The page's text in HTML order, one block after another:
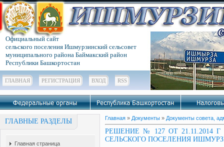
Официальный сайт
сельского поселения Ишмурзинский сельсовет
муниципального района Баймакский район
Республики Башкортостан
ГЛАВНАЯ РЕГИСТРАЦИЯ ВХОД RSS
ГЛАВНЫЕ РАЗДЕЛЫ
Главная страница
Главная » Документы » Документы совета,
РЕШЕНИЕ № 127 ОТ
СЕЛЬСКОГО ПОСЕЛЕНИЯ